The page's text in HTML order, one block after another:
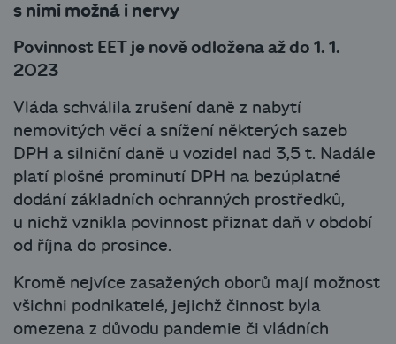
s nimi možná i nervy
Povinnost EET je nově odložena až do 1. 1.
2023
Vláda schválila zrušení daně z nabytí
nemovitých věcí a snížení některých sazeb
DPH a silniční daně u vozidel nad 3,5 t. Nadále
platí plošné prominutí DPH na bezúplatné
dodání základních ochranných prostředků,
u nichž vznikla povinnost přiznat daň v období
od října do prosince.
Kromě nejvíce zasažených oborů mají možnost
všichni podnikatelé, jejichž činnost byla
omezena z důvodu pandemie či vládních